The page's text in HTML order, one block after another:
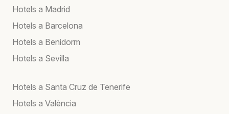
Hotels a Madrid
Hotels a Barcelona
Hotels a Benidorm
Hotels a Sevilla
Hotels a Santa Cruz de Tenerife
Hotels a València